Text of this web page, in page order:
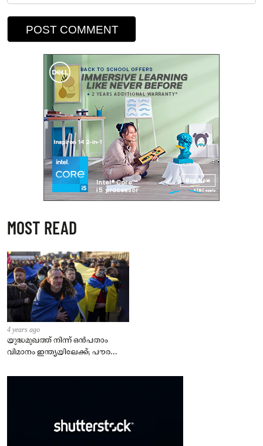
MOST READ
4 years ago
യുദ്ധമുഖത്ത് നിന്ന് ഒൻപതാം
വിമാനം ഇന്ത്യയിലേക്ക്; പൗരന്മാർ
– കേന്ദ്രം